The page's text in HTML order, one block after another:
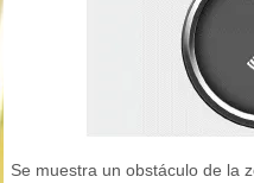
Se muestra un obstáculo de la